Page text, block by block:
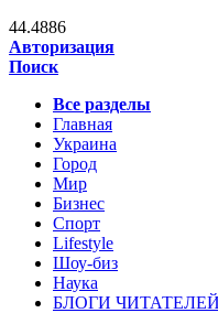
44.4886
Авторизация
Поиск
Все разделы
Главная
Украина
Город
Мир
Бизнес
Спорт
Lifestyle
Шоу-биз
Наука
БЛОГИ ЧИТАТЕЛЕЙ